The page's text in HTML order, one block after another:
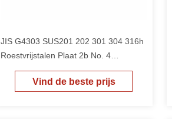
JIS G4303 SUS201 202 301 304 316h
Roestvrijstalen Plaat 2b No. 4
Spiegeloppervlak 2507 321 316ti
Roestvrijstalen Plaat voor Metalen
Vind de beste prijs